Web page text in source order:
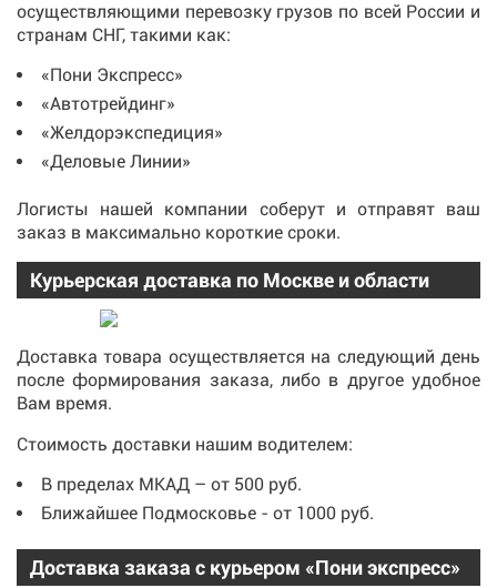
осуществляющими перевозку грузов по всей России и
странам СНГ, такими как:
«Пони Экспресс»
«Автотрейдинг»
«Желдорэкспедиция»
«Деловые Линии»
Логисты нашей компании соберут и отправят ваш
заказ в максимально короткие сроки.
Курьерская доставка по Москве и области
Доставка товара осуществляется на следующий день
после формирования заказа, либо в другое удобное
Вам время.
Стоимость доставки нашим водителем:
В пределах МКАД – от 500 руб.
Ближайшее Подмосковье - от 1000 руб.
Доставка заказа с курьером «Пони экспресс»